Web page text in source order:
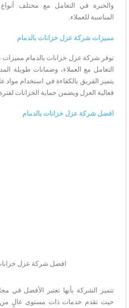
والخبرة في التعامل مع مختلف أنواع
المناسبة للعملاء.
مميزات شركة عزل خزانات بالدمام
توفر شركة عزل خزانات بالدمام مميزات
التعامل مع العملاء، وضمانات طويلة
يتميز الفريق بالكفاءة في استخدام مواد
فعالية العزل ويضمن حماية الخزانات
افضل شركة عزل خزانات بالدمام
افضل شركة عزل
تتميز الشركة بأنها تعتبر الأفضل في
حيث تقدم خدمات ذات مستوى عالٍ من